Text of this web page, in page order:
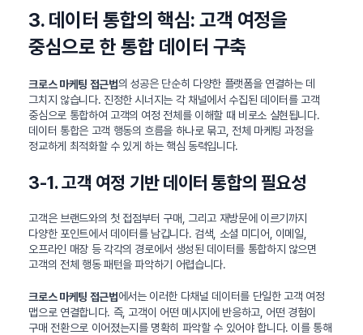
3. 데이터 통합의 핵심: 고객 여정을
중심으로 한 통합 데이터 구축
크로스 마케팅 접근법의 성공은 단순히 다양한 플랫폼을 연결하는 데
그치지 않습니다. 진정한 시너지는 각 채널에서 수집된 데이터를 고객
중심으로 통합하여 고객의 여정 전체를 이해할 때 비로소 실현됩니다.
데이터 통합은 고객 행동의 흐름을 하나로 묶고, 전체 마케팅 과정을
정교하게 최적화할 수 있게 하는 핵심 동력입니다.
3-1. 고객 여정 기반 데이터 통합의 필요성
고객은 브랜드와의 첫 접점부터 구매, 그리고 재방문에 이르기까지
다양한 포인트에서 데이터를 남깁니다. 검색, 소셜 미디어, 이메일,
오프라인 매장 등 각각의 경로에서 생성된 데이터를 통합하지 않으면
고객의 전체 행동 패턴을 파악하기 어렵습니다.
크로스 마케팅 접근법에서는 이러한 다채널 데이터를 단일한 고객 여정
맵으로 연결합니다. 즉, 고객이 어떤 메시지에 반응하고, 어떤 경험이
구매 전환으로 이어졌는지를 명확히 파악할 수 있어야 합니다. 이를 통해